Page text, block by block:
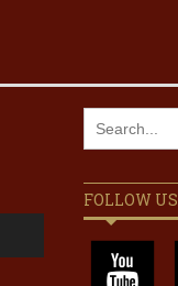
FOLLOW US